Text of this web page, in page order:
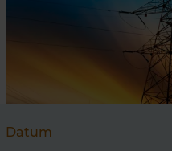
Datum